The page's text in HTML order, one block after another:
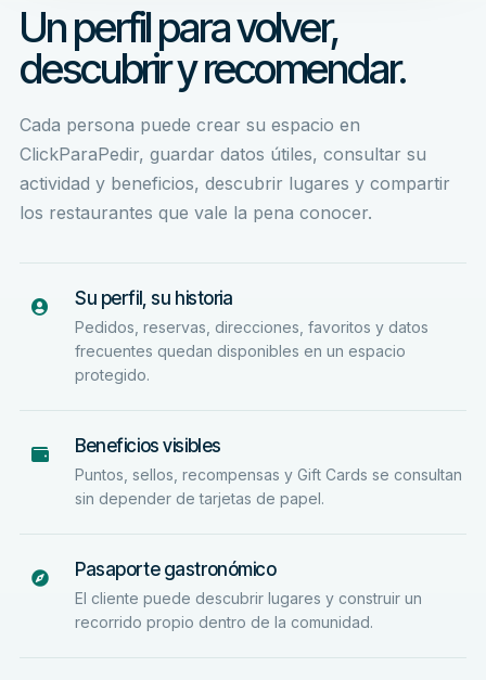
Un perfil para volver,
descubrir y recomendar.
Cada persona puede crear su espacio en
ClickParaPedir, guardar datos útiles, consultar su
actividad y beneficios, descubrir lugares y compartir
los restaurantes que vale la pena conocer.
Su perfil, su historia
Pedidos, reservas, direcciones, favoritos y datos
frecuentes quedan disponibles en un espacio
protegido.
Beneficios visibles
Puntos, sellos, recompensas y Gift Cards se consultan
sin depender de tarjetas de papel.
Pasaporte gastronómico
El cliente puede descubrir lugares y construir un
recorrido propio dentro de la comunidad.